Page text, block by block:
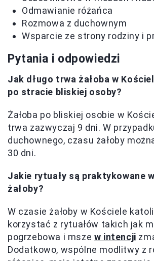
Odmawianie różańca
Rozmowa z duchownym
Wsparcie ze strony rodziny i
Pytania i odpowiedzi
Jak długo trwa żałoba w
po stracie bliskiej osoby?
Żałoba po bliskiej osobie w
trwa zazwyczaj 9 dni. W
duchownego, czasu żałoby
30 dni.
Jakie rytuały są praktykowane
żałoby?
W czasie żałoby w Kościele
korzystać z rytuałów takich jak
pogrzebowa i msze w intencji
Dodatkowo, wspólne modlitwy z